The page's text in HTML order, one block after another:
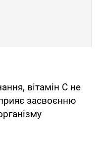
вітамін С не
засвоєнню